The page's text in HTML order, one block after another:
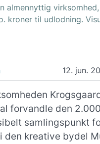
almennyttig
kroner til udlodning.
12. jun.
forvandle den
samlingspunkt
kreative bydel